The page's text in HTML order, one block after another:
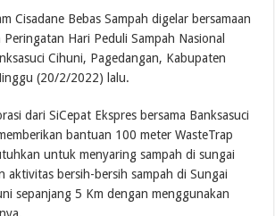
Cisadane Bebas Sampah digelar bersamaan
Hari Peduli Sampah Nasional
Cihuni, Pagedangan, Kabupaten
(20/2/2022) lalu.
dari SiCepat Ekspres bersama Banksasuci
bantuan 100 meter WasteTrap
untuk menyaring sampah di sungai
aktivitas bersih-bersih sampah di Sungai
sepanjang 5 Km dengan menggunakan